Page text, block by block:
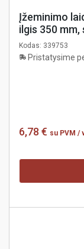
Įžeminimo
ilgis 350 mm,
Kodas: 339753
Pristatysime
6,78 € su PVM /